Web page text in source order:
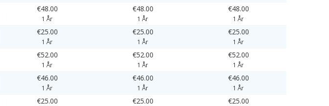
€48.00
1 År
€48.00
1 År
€48.00
1 År
€25.00
1 År
€25.00
1 År
€25.00
1 År
€52.00
1 År
€52.00
1 År
€52.00
1 År
€46.00
1 År
€46.00
1 År
€46.00
1 År
€25.00 €25.00 €25.00